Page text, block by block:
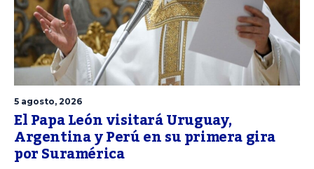
5 agosto, 2026
El Papa León visitará Uruguay,
Argentina y Perú en su primera gira
por Suramérica